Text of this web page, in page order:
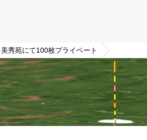
美秀苑にて100枚プライベート